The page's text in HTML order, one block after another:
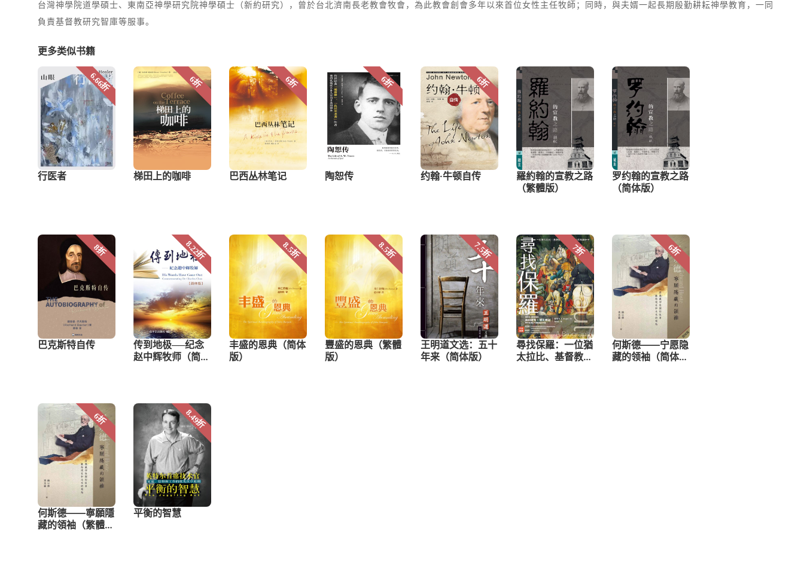
台灣神學院道學碩士、東南亞神學研究院神學碩士（新約研究），曾於台北濟南長老教會牧會，為此教會創會多年以來首位女性主任牧師；同時，與夫婿一起長期殷勤耕耘神學教育，一同
負責基督教研究智庫等服事。
更多类似书籍